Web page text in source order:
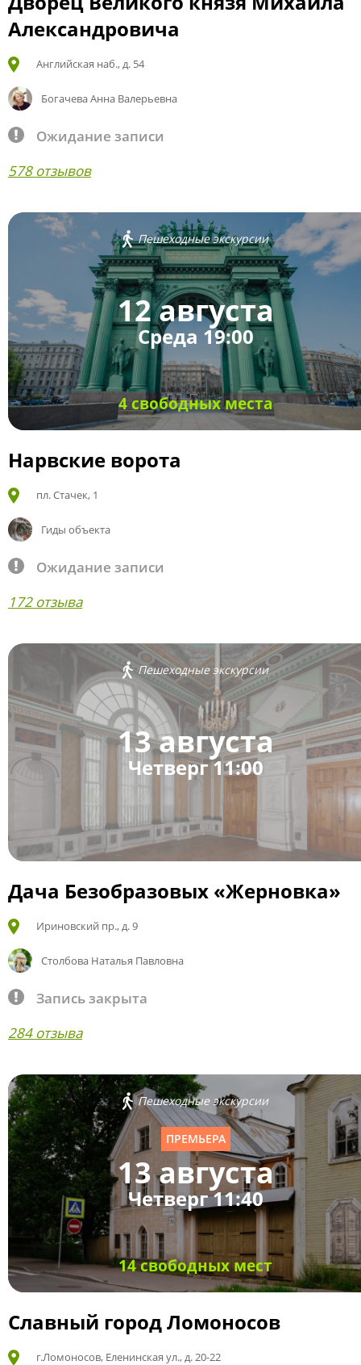
Александровича
Английская наб., д. 54
Богачева Анна Валерьевна
Ожидание записи
578 отзывов
Пешеходные экскурсии
12 августа
Среда 19:00
4 свободных места
Нарвские ворота
пл. Стачек, 1
Гиды объекта
Ожидание записи
172 отзыва
Пешеходные экскурсии
13 августа
Четверг 11:00
Дача Безобразовых «Жерновка»
Ириновский пр., д. 9
Столбова Наталья Павловна
Запись закрыта
284 отзыва
Пешеходные экскурсии
ПРЕМЬЕРА
13 августа
Четверг 11:40
14 свободных мест
Славный город Ломоносов
г.Ломоносов, Еленинская ул., д. 20-22